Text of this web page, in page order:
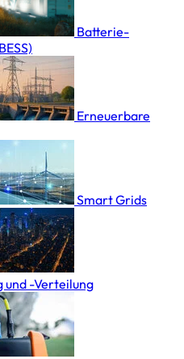
Batterie­
Erneuerbare
Smart Grids
und -Verteilung